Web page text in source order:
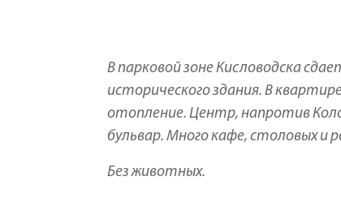
В парковой зоне Кисловодска
исторического здания. В
отопление. Центр, напротив
бульвар. Много кафе, столовых
Без животных.